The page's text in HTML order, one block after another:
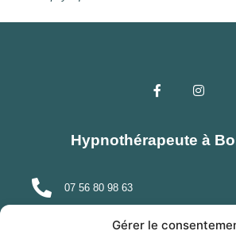
Gérer le
Hypnothérapeute à
07 56 80 98 63
s.lepaire@hypnobordeaux.com